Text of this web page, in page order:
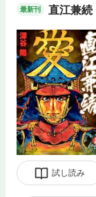
最新刊 直江兼続
試し読み